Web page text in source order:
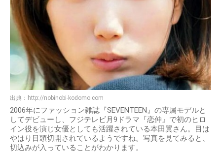
出典： http://nobinobi-kodomo.com
2006年にファッション雑誌『SEVENTEEN』の専属モデルと
してデビューし、フジテレビ月9ドラマ『恋仲』で初のヒロ
イン役を演じ女優としても活躍されている本田翼さん。目は
やはり目頭切開されているようですね。写真を見てみると、
切込みが入っていることがわかります。